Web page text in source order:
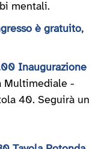
mentali.
è gratuito,
Inaugurazione
Multimediale -
40. Seguirà un